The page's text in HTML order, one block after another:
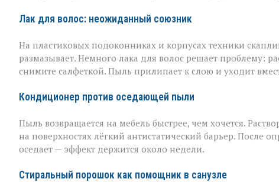
Лак для волос: неожиданный союзник
На пластиковых подоконниках и корпусах техники
размазывает. Немного лака для волос решает проблему:
снимите салфеткой. Пыль прилипает к слою и уходит
Кондиционер против оседающей пыли
Пыль возвращается на мебель быстрее, чем хочется.
на поверхностях лёгкий антистатический барьер.
оседает — эффект держится около недели.
Стиральный порошок как помощник в санузле